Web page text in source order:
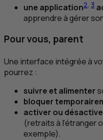
une application2, 3
apprendre à gérer
Pour vous, parent
Une interface intégrée à
pourrez :
suivre et alimenter
bloquer
activer ou
(retraits à l’étranger
exemple).